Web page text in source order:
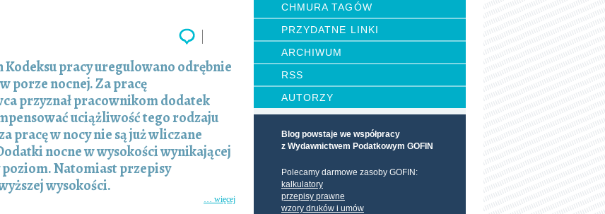
CHMURA TAGÓW
PRZYDATNE LINKI
ARCHIWUM
RSS
AUTORZY
Blog powstaje we współpracy
z Wydawnictwem Podatkowym GOFIN
Polecamy darmowe zasoby GOFIN:
kalkulatory
przepisy prawne
wzory druków i umów
Kodeksu pracy uregulowano odrębnie
porze nocnej. Za pracę
przyznał pracownikom dodatek
uciążliwość tego rodzaju
pracę w nocy nie są już wliczane
nocne w wysokości wynikającej
Natomiast przepisy
wysokości.
… więcej